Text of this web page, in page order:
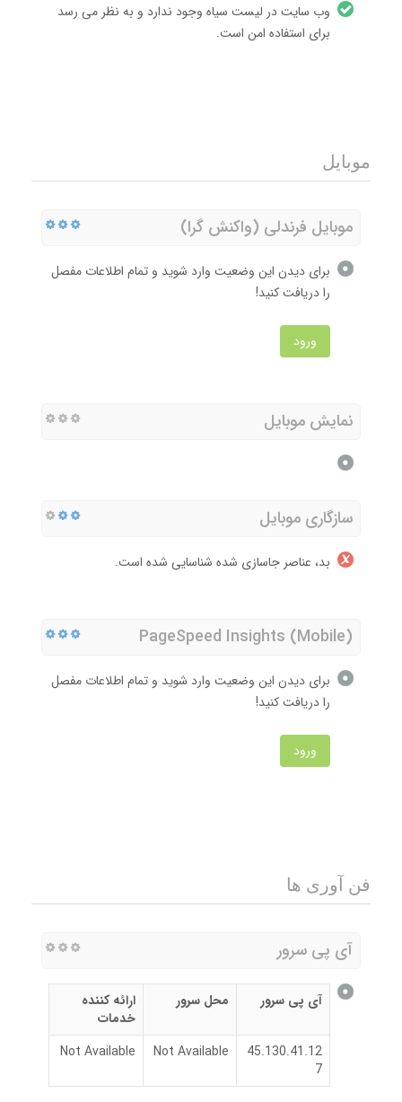
وب سایت در لیست سیاه وجود ندارد و به نظر می رسد
برای استفاده امن است.
موبایل
موبایل فرندلی (واکنش گرا)
برای دیدن این وضعیت وارد شوید و تمام اطلاعات مفصل
را دریافت کنید!
ورود
نمایش موبایل
سازگاری موبایل
بد، عناصر جاسازی شده شناسایی شده است.
PageSpeed Insights (Mobile)
برای دیدن این وضعیت وارد شوید و تمام اطلاعات مفصل
را دریافت کنید!
ورود
فن آوری ها
آی پی سرور
آی پی سرور محل سرور
ارائه کننده
خدمات
45.130.41.12
7
Not Available
Not Available